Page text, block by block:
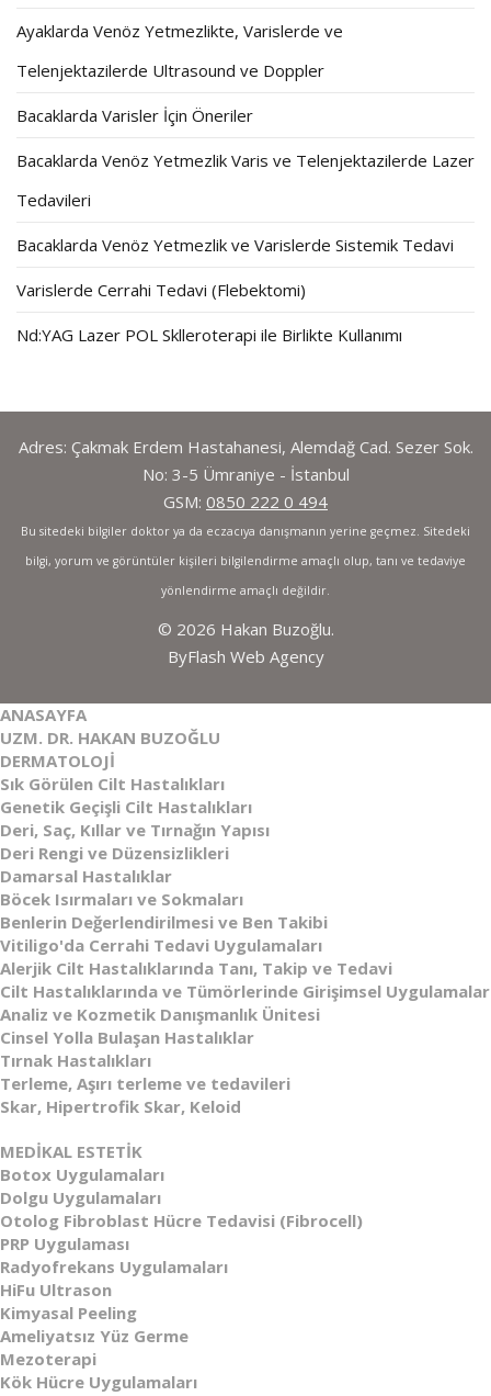
Ayaklarda Venöz Yetmezlikte, Varislerde ve
Telenjektazilerde Ultrasound ve Doppler
Bacaklarda Varisler İçin Öneriler
Bacaklarda Venöz Yetmezlik Varis ve Telenjektazilerde Lazer
Tedavileri
Bacaklarda Venöz Yetmezlik ve Varislerde Sistemik Tedavi
Varislerde Cerrahi Tedavi (Flebektomi)
Nd:YAG Lazer POL Sklleroterapi ile Birlikte Kullanımı
Adres: Çakmak Erdem Hastahanesi, Alemdağ Cad. Sezer Sok.
No: 3-5 Ümraniye - İstanbul
GSM: 0850 222 0 494
Bu sitedeki bilgiler doktor ya da eczacıya danışmanın yerine geçmez. Sitedeki
bilgi, yorum ve görüntüler kişileri bilgilendirme amaçlı olup, tanı ve tedaviye
yönlendirme amaçlı değildir.
© 2026 Hakan Buzoğlu.
ByFlash Web Agency
ANASAYFA
UZM. DR. HAKAN BUZOĞLU
DERMATOLOJİ
Sık Görülen Cilt Hastalıkları
Genetik Geçişli Cilt Hastalıkları
Deri, Saç, Kıllar ve Tırnağın Yapısı
Deri Rengi ve Düzensizlikleri
Damarsal Hastalıklar
Böcek Isırmaları ve Sokmaları
Benlerin Değerlendirilmesi ve Ben Takibi
Vitiligo'da Cerrahi Tedavi Uygulamaları
Alerjik Cilt Hastalıklarında Tanı, Takip ve Tedavi
Cilt Hastalıklarında ve Tümörlerinde Girişimsel Uygulamalar
Analiz ve Kozmetik Danışmanlık Ünitesi
Cinsel Yolla Bulaşan Hastalıklar
Tırnak Hastalıkları
Terleme, Aşırı terleme ve tedavileri
Skar, Hipertrofik Skar, Keloid
MEDİKAL ESTETİK
Botox Uygulamaları
Dolgu Uygulamaları
Otolog Fibroblast Hücre Tedavisi (Fibrocell)
PRP Uygulaması
Radyofrekans Uygulamaları
HiFu Ultrason
Kimyasal Peeling
Ameliyatsız Yüz Germe
Mezoterapi
Kök Hücre Uygulamaları